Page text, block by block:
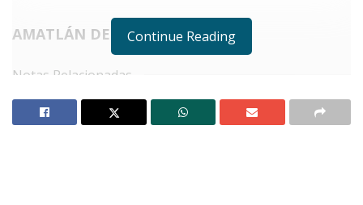
AMATLÁN DE CAÑAS.
Notas Relacionadas
Elección judicial en el sur: participación moderada
y desconocimiento ciudadano
Continue Reading